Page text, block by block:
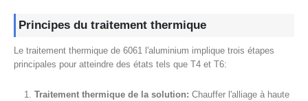
Principes du traitement thermique
Le traitement thermique de 6061 l'aluminium implique trois étapes
principales pour atteindre des états tels que T4 et T6:
Traitement thermique de la solution: Chauffer l'alliage à haute